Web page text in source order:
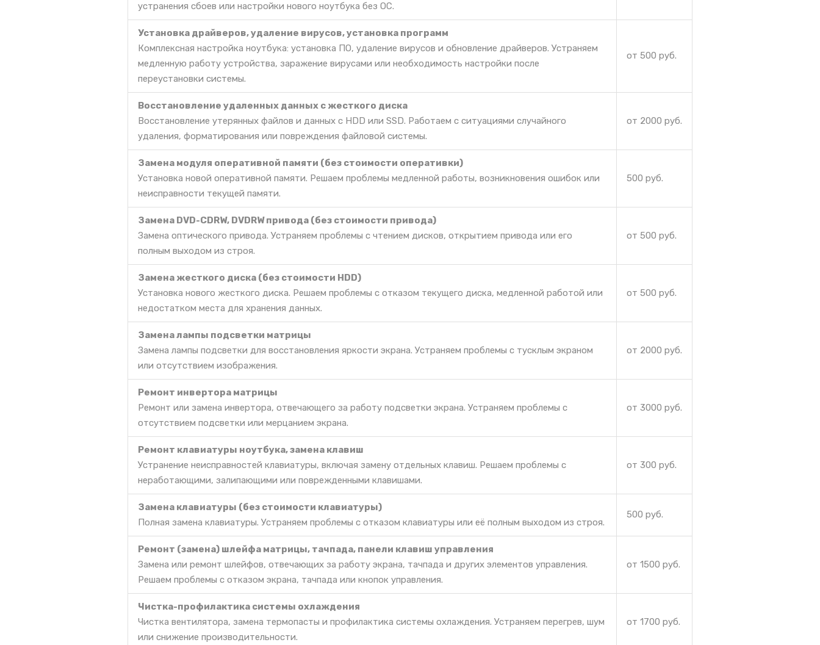
устранения сбоев или настройки нового ноутбука без ОС.
Установка драйверов, удаление вирусов, установка программ
Комплексная настройка ноутбука: установка ПО, удаление вирусов и обновление драйверов. Устраняем
медленную работу устройства, заражение вирусами или необходимость настройки после
переустановки системы.
от 500 руб.
Восстановление удаленных данных с жесткого диска
Восстановление утерянных файлов и данных с HDD или SSD. Работаем с ситуациями случайного
удаления, форматирования или повреждения файловой системы.
от 2000 руб.
Замена модуля оперативной памяти (без стоимости оперативки)
Установка новой оперативной памяти. Решаем проблемы медленной работы, возникновения ошибок или
неисправности текущей памяти.
500 руб.
Замена DVD-CDRW, DVDRW привода (без стоимости привода)
Замена оптического привода. Устраняем проблемы с чтением дисков, открытием привода или его
полным выходом из строя.
от 500 руб.
Замена жесткого диска (без стоимости HDD)
Установка нового жесткого диска. Решаем проблемы с отказом текущего диска, медленной работой или
недостатком места для хранения данных.
от 500 руб.
Замена лампы подсветки матрицы
Замена лампы подсветки для восстановления яркости экрана. Устраняем проблемы с тусклым экраном
или отсутствием изображения.
от 2000 руб.
Ремонт инвертора матрицы
Ремонт или замена инвертора, отвечающего за работу подсветки экрана. Устраняем проблемы с
отсутствием подсветки или мерцанием экрана.
от 3000 руб.
Ремонт клавиатуры ноутбука, замена клавиш
Устранение неисправностей клавиатуры, включая замену отдельных клавиш. Решаем проблемы с
неработающими, залипающими или поврежденными клавишами.
от 300 руб.
Замена клавиатуры (без стоимости клавиатуры)
Полная замена клавиатуры. Устраняем проблемы с отказом клавиатуры или её полным выходом из строя.
500 руб.
Ремонт (замена) шлейфа матрицы, тачпада, панели клавиш управления
Замена или ремонт шлейфов, отвечающих за работу экрана, тачпада и других элементов управления.
Решаем проблемы с отказом экрана, тачпада или кнопок управления.
от 1500 руб.
Чистка-профилактика системы охлаждения
Чистка вентилятора, замена термопасты и профилактика системы охлаждения. Устраняем перегрев, шум
или снижение производительности.
от 1700 руб.